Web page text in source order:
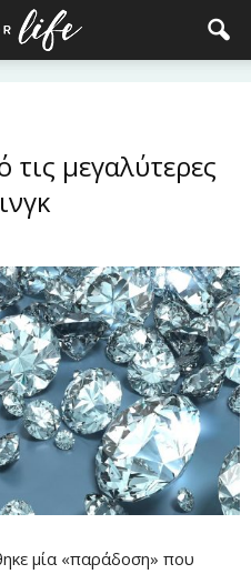
μεγαλύτερες
μία «παράδοση» που